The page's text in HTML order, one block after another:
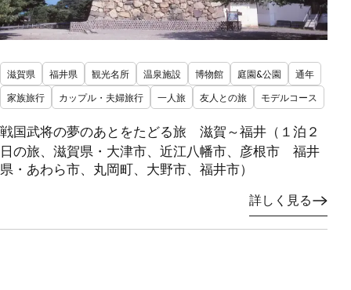
滋賀県 福井県 観光名所 温泉施設 博物館 庭園&公園
通年
家族旅行
カップル・夫婦旅行 一人旅 友人との旅 モデルコース
戦国武将の夢のあとをたどる旅 滋賀～福井（１泊２
日の旅、滋賀県・大津市、近江八幡市、彦根市 福井
県・あわら市、丸岡町、大野市、福井市）
詳しく見る